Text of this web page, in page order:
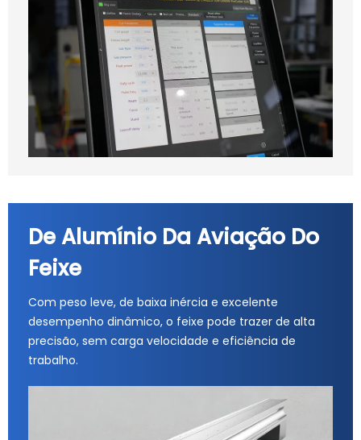
De Alumínio Da Aviação Do
Feixe
Com peso leve, de baixa inércia e excelente
desempenho dinâmico, o feixe pode trazer de alta
precisão, sem carga velocidade e eficiência de
trabalho.